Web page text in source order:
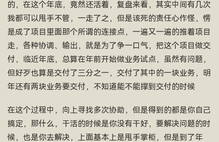
的，在这个年底，竟然还活着，复盘来看，其实中间有几次
我都可以甩手不管，一走了之，但是该死的责任心作怪，愣
是成了项目里面那个所谓的连接点，一遍又一遍的推着项目
走，各种协调、输出，就是为了争一口气，把这个项目做交
付，临近年底，总算在年前开始做业务试点，虽然有问题，
但好歹也算是交付了三分之一，交付了其中的一块业务，明
年还有两块业务要交付，不知道能不能撑到交付的时候
在这个过程中，向上寻找多次协助，但是得到的都是你自己
搞定，那什么，干活的时候是你没有干好，要解决问题的时
候，也是你去解决，上面基本上是甩手掌柜，但是到了年